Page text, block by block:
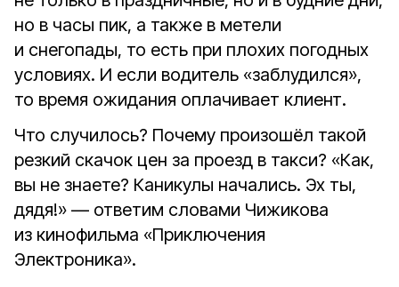
но в часы пик, а также в метели
и снегопады, то есть при плохих погодных
условиях. И если водитель «заблудился»,
то время ожидания оплачивает клиент.
Что случилось? Почему произошёл такой
резкий скачок цен за проезд в такси? «Как,
вы не знаете? Каникулы начались. Эх ты,
дядя!» — ответим словами Чижикова
из кинофильма «Приключения
Электроника».